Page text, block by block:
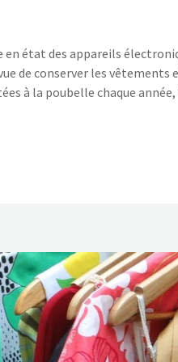
en état des appareils
de conserver les vêtements
à la poubelle chaque